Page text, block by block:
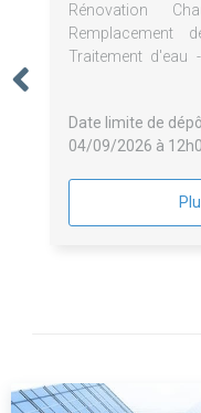
Rénovation
Traitement d'eau
Date limite de
04/09/2026 à